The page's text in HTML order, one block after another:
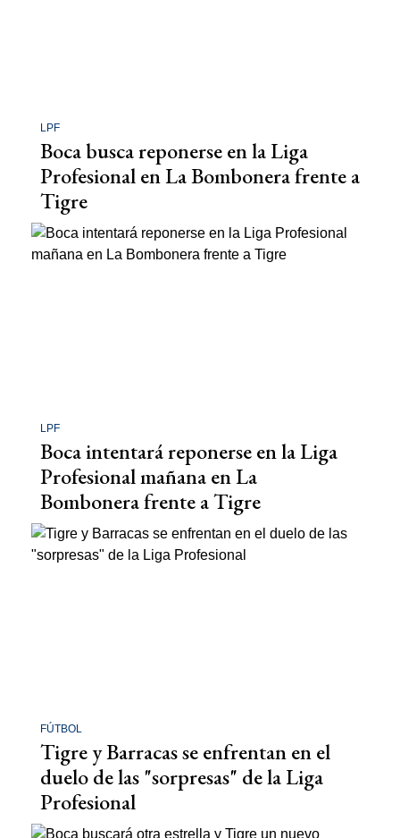
LPF
Boca busca reponerse en la Liga
Profesional en La Bombonera frente a
Tigre
LPF
Boca intentará reponerse en la Liga
Profesional mañana en La
Bombonera frente a Tigre
FÚTBOL
Tigre y Barracas se enfrentan en el
duelo de las "sorpresas" de la Liga
Profesional